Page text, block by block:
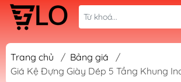
Trang chủ / Bảng giá
/
Giá Kệ Đựng Giày Dép 5 Tầng Khung